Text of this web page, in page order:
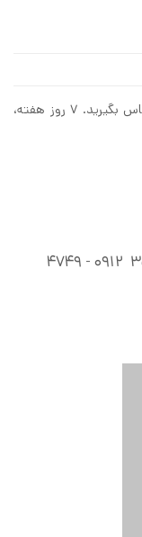
جهت خرید حضوری و بازدید از شوروم ایکیا تماس بگیرید. ۷ روز هفته،